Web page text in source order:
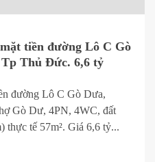
tiền đường Lô C Gò
Thủ Đức. 6,6 tỷ
đường Lô C Gò Dưa,
Gò Dư, 4PN, 4WC, đất
thực tế 57m². Giá 6,6 tỷ...